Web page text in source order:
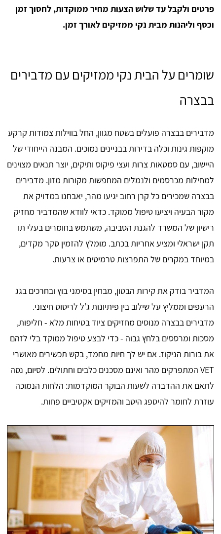
פרטים ולקבל עד שלוש הצעות מחיר ממוקדות, לחסוך זמן
וכסף וליהנות מבית נקי ממזיקים לאורך זמן.
שומרים על הבית נקי ממזיקים עם מדבירים
בבצרה
מדבירים בבצרה פועלים בשטח מגוון, החל בווילות צמודות קרקע
מוקפות גינות וכלה בדירות בבניינים נמוכים. המבנה הייחודי של
היישוב, עם סמטאות צרות ועצי פיקוס ותיקים, יוצר תנאים מצוינים
למחילות מכרסמים ולנמלים המחפשות מקורות מזון. מדבירים
בבצרה שמכירים כל קרן רחוב יגיעו מהר, יאבחנו במדויק את
מקור הבעיה ויציעו טיפול ממוקד. כדאי לוודא שהמדביר מחזיק
רישיון של המשרד להגנת הסביבה, משתמש בחומרים בעלי תו
תקן ישראלי ומציע אחריות בכתב. מומלץ להזמין סקר מקדים,
במיוחד במקרים של התפרצות טרמיטים או צרעות.
המדביר בודק את קירות הבטון, מבחין בסימני בוץ ובחרכים בגג
הרעפים וממליץ על שילוב בין פיתיונות ג’ל לריסוס חיצוני.
מדבירים בבצרה מנוסים מחזיקים ציוד בטיחות מלא - חליפות,
מסכות ומרססים בלחץ גבוה - כדי לבצע טיפול ממוקד בלי לזהם
את בורות הניקוז. אם יש לך חיות מחמד, בקש תכשירים מאושרי
VET המתפרקים מהר ואינם מסכנים כלבים וחתולים. לסיום, נסה
לתאם את ההדברה לשעות הבוקר המוקדמות: הלחות הנמוכה
עוזרת לחומר להיספג היטב והמזיקים אקטיביים פחות.